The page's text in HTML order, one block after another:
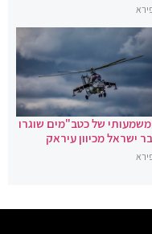
של כטב"מים שוגרו
ישראל מכיוון עיראק